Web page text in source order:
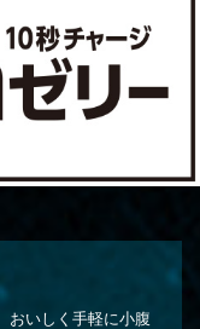
おいしく手軽に小腹